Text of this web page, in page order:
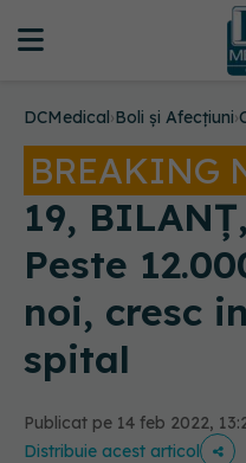
DCMedical›Boli și Afecțiuni›
BREAKING
19,
Peste
noi, cresc
spital
Publicat pe 14 feb 2022,
Distribuie acest articol